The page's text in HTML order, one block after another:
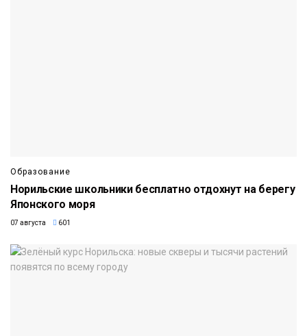
Образование
Норильские школьники бесплатно отдохнут на берегу
Японского моря
07 августа 601